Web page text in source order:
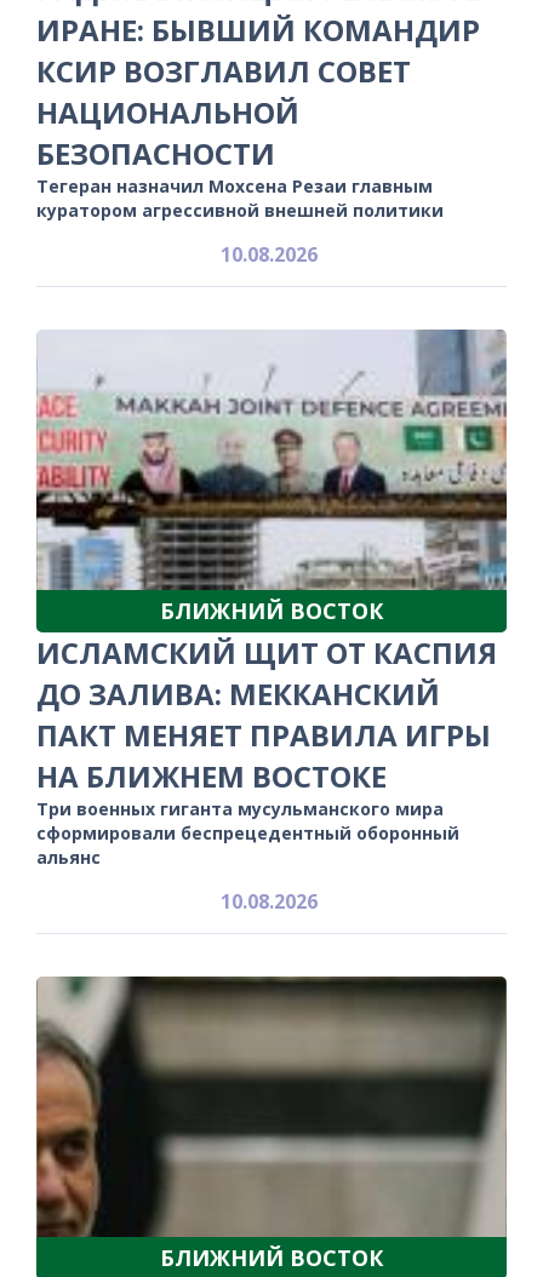
ИРАНЕ: БЫВШИЙ КОМАНДИР
КСИР ВОЗГЛАВИЛ СОВЕТ
НАЦИОНАЛЬНОЙ
БЕЗОПАСНОСТИ
Тегеран назначил Мохсена Резаи главным
куратором агрессивной внешней политики
10.08.2026
БЛИЖНИЙ ВОСТОК
ИСЛАМСКИЙ ЩИТ ОТ КАСПИЯ
ДО ЗАЛИВА: МЕККАНСКИЙ
ПАКТ МЕНЯЕТ ПРАВИЛА ИГРЫ
НА БЛИЖНЕМ ВОСТОКЕ
Три военных гиганта мусульманского мира
сформировали беспрецедентный оборонный
альянс
10.08.2026
БЛИЖНИЙ ВОСТОК